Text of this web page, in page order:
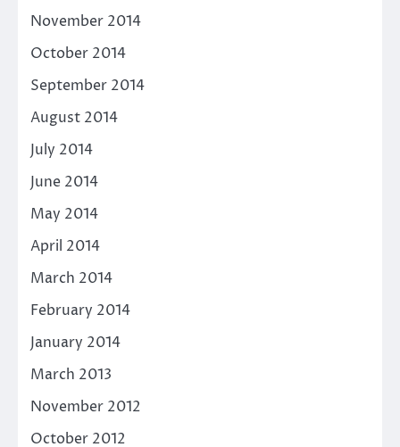
November 2014
October 2014
September 2014
August 2014
July 2014
June 2014
May 2014
April 2014
March 2014
February 2014
January 2014
March 2013
November 2012
October 2012